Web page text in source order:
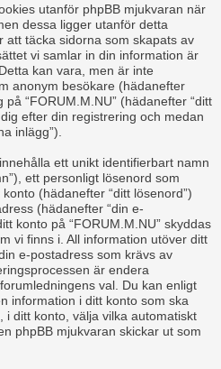
utanför phpBB mjukvaran när
dessa ligger utanför detta
att täcka sidorna som skapats av
vi samlar in din information är
kan vara, men är inte
anonym besökare (hädanefter
“FORUM.M.NU” (hädanefter “ditt
efter din registrering och medan
inlägg”).
ett unikt identifierbart namn
ett personligt lösenord som
(hädanefter “ditt lösenord”)
(hädanefter “din e-
konto på “FORUM.M.NU” skyddas
vi finns i. All information utöver ditt
e-postadress som krävs av
är endera
val. Du kan enligt
information i ditt konto som ska
i ditt konto, välja vilka automatiskt
phpBB mjukvaran skickar ut som